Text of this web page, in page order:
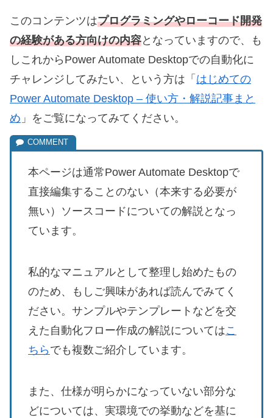
このコンテンツはプログラミングやローコード開発
の経験がある方向けの内容となっていますので、も
しこれからPower Automate Desktopでの自動化に
チャレンジしてみたい、という方は「 はじめての
Power Automate Desktop – 使い方・解説記事まと
め 」をご覧になってみてください。
本ページは通常Power Automate Desktopで
直接編集することのない（本来する必要が
無い）ソースコードについての解説となっ
ています。
私的なマニュアルとして整理し始めたもの
のため、もしご興味があれば読んでみてく
ださい。サンプルやテンプレートなどを交
えた自動化フロー作成の解説についてはこ
ちら でも複数ご紹介しています。
また、仕様が明らかになっていない部分な
どについては、実環境での挙動などを基に